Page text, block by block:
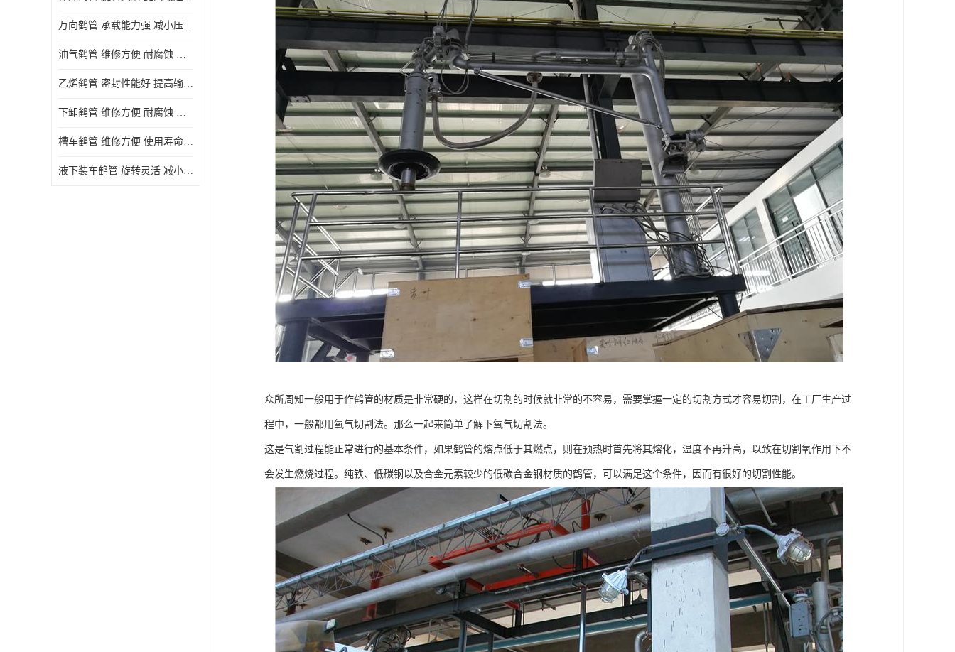
万向鹤管 承载能力强 减小压力损失
油气鹤管 维修方便 耐腐蚀 耐高温
乙烯鹤管 密封性能好 提高输送效率
下卸鹤管 维修方便 耐腐蚀 耐高温
槽车鹤管 维修方便 使用寿命较长
液下装车鹤管 旋转灵活 减小压力损失
众所周知一般用于作鹤管的材质是非常硬的，这样在切割的时候就非常的不容易，需要掌握一定的切割方式才容易切割，在工厂生产过
程中，一般都用氧气切割法。那么一起来简单了解下氧气切割法。
这是气割过程能正常进行的基本条件，如果鹤管的熔点低于其燃点，则在预热时首先将其熔化，温度不再升高，以致在切割氧作用下不
会发生燃烧过程。纯铁、低碳钢以及合金元素较少的低碳合金钢材质的鹤管，可以满足这个条件，因而有很好的切割性能。